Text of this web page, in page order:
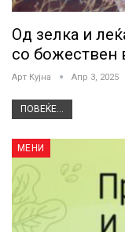
Од зелка и
со божествен
Арт Кујна Апр 3, 2025
ПОВЕЌЕ...
МЕНИ